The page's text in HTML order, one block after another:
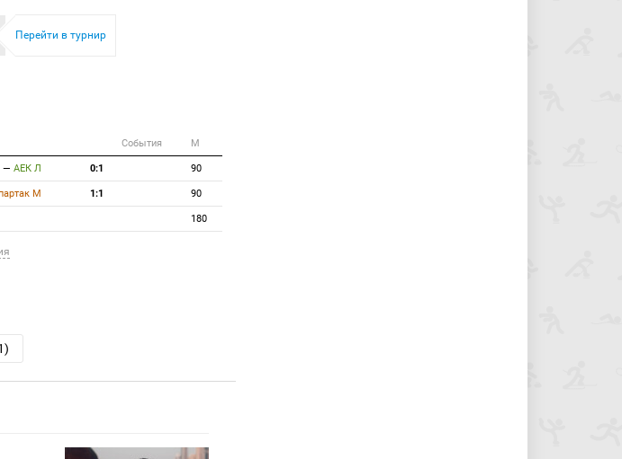
Перейти в турнир
События М
— АЕК Л 0:1 90
М 1:1 90
180